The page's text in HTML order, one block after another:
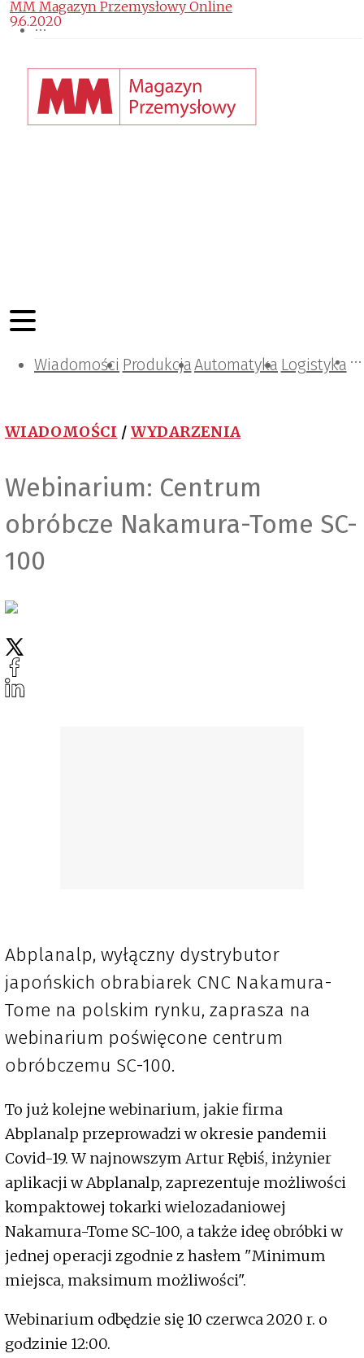
Wiadomości ProdukcjaAutomatyka Logistyka
Projektowanie i konstrukcje
Zarządzanie i IT
Tematy specjalne
WIADOMOŚCI / WYDARZENIA
Webinarium: Centrum
obróbcze Nakamura-Tome SC-
100
MM Magazyn Przemysłowy Online
9.6.2020
Abplanalp, wyłączny dystrybutor
japońskich obrabiarek CNC Nakamura-
Tome na polskim rynku, zaprasza na
webinarium poświęcone centrum
obróbczemu SC-100.
To już kolejne webinarium, jakie firma
Abplanalp przeprowadzi w okresie pandemii
Covid-19. W najnowszym Artur Rębiś, inżynier
aplikacji w Abplanalp, zaprezentuje możliwości
kompaktowej tokarki wielozadaniowej
Nakamura-Tome SC-100, a także ideę obróbki w
jednej operacji zgodnie z hasłem "Minimum
miejsca, maksimum możliwości".
Webinarium odbędzie się 10 czerwca 2020 r. o
godzinie 12:00.